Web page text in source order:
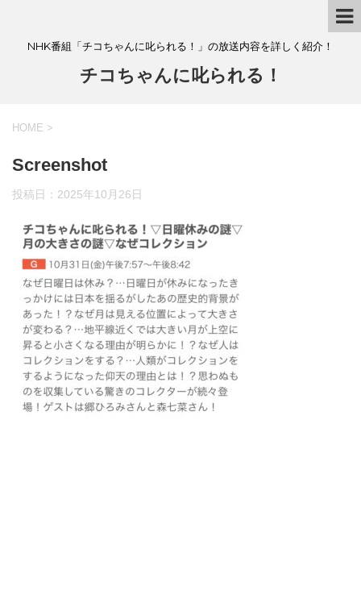
NHK番組「チコちゃんに叱られる！」の放送内容を詳しく紹介！
チコちゃんに叱られる！
HOME >
Screenshot
投稿日： 2025年10月26日